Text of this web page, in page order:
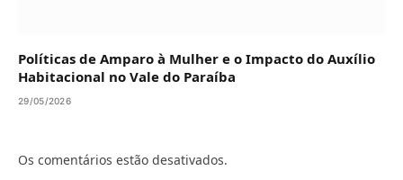
Políticas de Amparo à Mulher e o Impacto do Auxílio
Habitacional no Vale do Paraíba
29/05/2026
Os comentários estão desativados.